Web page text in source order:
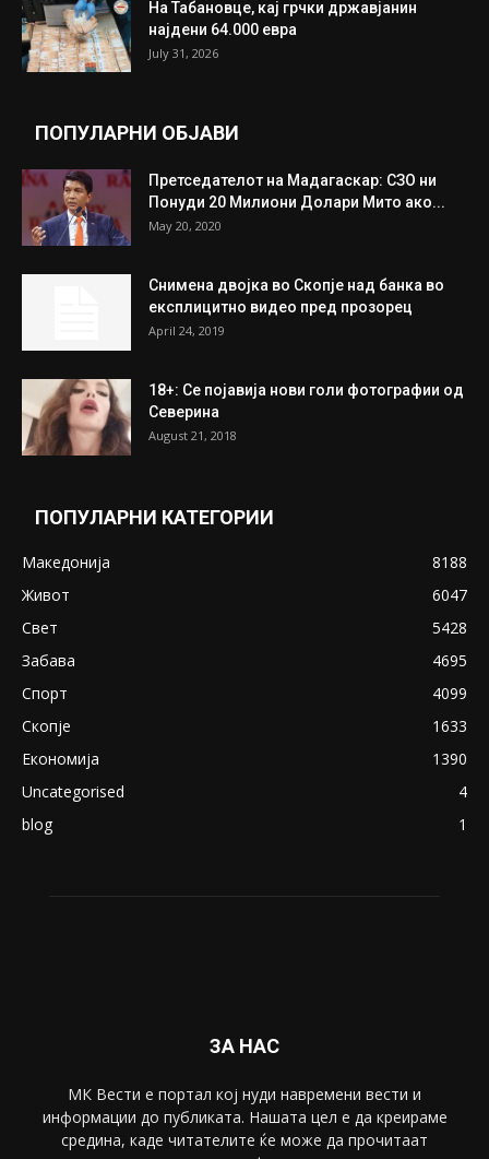
На Табановце, кај грчки државјанин
најдени 64.000 евра
July 31, 2026
ПОПУЛАРНИ ОБЈАВИ
Претседателот на Мадагаскар: СЗО ни
Понуди 20 Милиони Долари Мито ако...
May 20, 2020
Снимена двојка во Скопје над банка во
експлицитно видео пред прозорец
April 24, 2019
18+: Се појавија нови голи фотографии од
Северина
August 21, 2018
ПОПУЛАРНИ КАТЕГОРИИ
Македонија
8188
Живот
6047
Свет
5428
Забава
4695
Спорт
4099
Скопје
1633
Економија
1390
Uncategorised
4
blog
1
ЗА НАС
МК Вести е портал коj нуди навремени вести и
информации до публиката. Нашата цел е да креираме
средина, каде читателите ќе може да прочитаат